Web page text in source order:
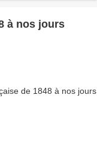
à nos jours